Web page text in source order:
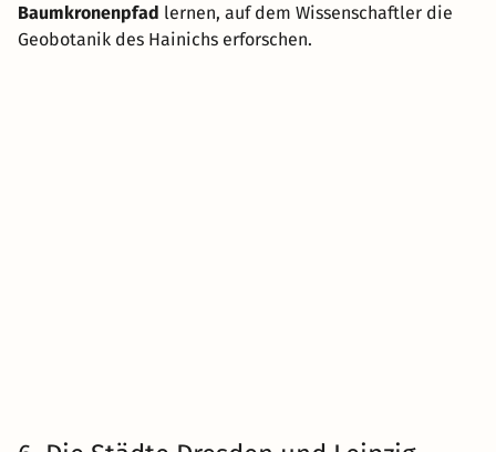
Baumkronenpfad lernen, auf dem Wissenschaftler die
Geobotanik des Hainichs erforschen.